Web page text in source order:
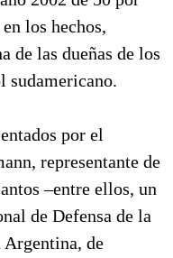
los hechos,
de las dueñas de los
sudamericano.
por el
representante de
–entre ellos, un
de Defensa de la
Argentina, de